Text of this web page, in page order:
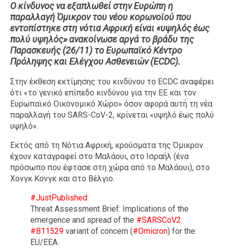
LIFE
Food
Body+Mind
Ταξίδια
Style
Σπίτι
Family
Σχέσεις
AGENDA
Agenda
Επιλογές
Ο κίνδυνος να εξαπλωθεί στην Ευρώπη η
παραλλαγή Όμικρον του νέου κορωνοϊού που
εντοπίστηκε στη νότια Αφρική είναι «υψηλός έως
πολύ υψηλός» ανακοίνωσε αργά το βράδυ της
Παρασκευής (26/11) το Ευρωπαϊκό Κέντρο
Πρόληψης και Ελέγχου Ασθενειών (ECDC).
Στην έκθεση εκτίμησης του κινδύνου το ECDC αναφέρει
ότι «το γενικό επίπεδο κινδύνου για την ΕΕ και τον
Ευρωπαϊκό Οικονομικό Χώρο» όσον αφορά αυτή τη νέα
παραλλαγή του SARS-CoV-2, κρίνεται «υψηλό έως πολύ
υψηλό».
Εκτός από τη Νότια Αφρική, κρούσματα της Όμικρον
έχουν καταγραφεί στο Μαλάουι, στο Ισραήλ (ένα
πρόσωπο που έφτασε στη χώρα από το Μαλάουι), στο
Χονγκ Κονγκ και στο Βέλγιο.
#JustPublished:
Threat Assessment Brief: Implications of the
emergence and spread of the #SARSCoV2
#B11529 variant of concern (#Omicron) for the
EU/EEA.